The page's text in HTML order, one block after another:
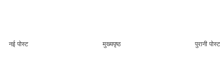
नई पोस्ट पुरानी पोस्ट
मुख्यपृष्ठ